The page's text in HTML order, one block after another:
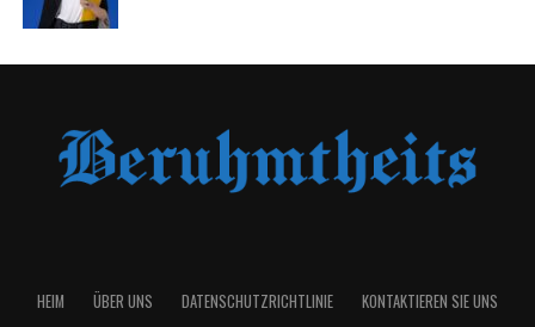
HEIM ÜBER UNS DATENSCHUTZRICHTLINIE KONTAKTIEREN SIE UNS